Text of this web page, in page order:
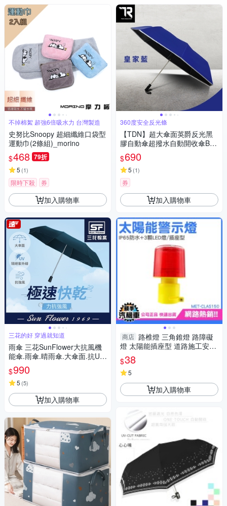
不掉棉絮 超強6倍吸水力 台灣製造
史努比Snoopy 超細纖維口袋型
運動巾(2條組)_morino
$468 79折
5 (1)
限時下殺 券
加入購物車
三花的好 穿過就知道
雨傘 三花SunFlower大抗風機
能傘.雨傘.晴雨傘.大傘面.抗UV
防曬_午夜藍
$990
5 (5)
加入購物車
360度安全反光條
【TDN】超大傘面英爵反光黑
膠自動傘超撥水自動開收傘B61
15K_皇家藍
$690
5 (1)
券
加入購物車
商店 路椎燈 三角錐燈 路障礙
燈 太陽能插座型 道路施工安全
LED太陽能警示燈 夜間頻閃光
信號 CLAS150
$38
5
加入購物車